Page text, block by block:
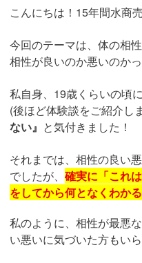
こんにちは！15年間水商
今回のテーマは、体の相
相性が良いのか悪いのか
私自身、19歳くらいの頃
(後ほど体験談をご紹介し
ない』 と気付きました！
それまでは、相性の良い
でしたが、 確実に「これ
をしてから何となくわか
私のように、相性が最悪
い悪いに気づいた方もい